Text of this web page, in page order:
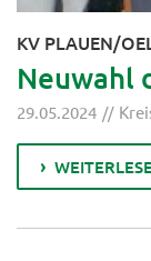
KV PLAUEN/
Neuwahl
29.05.2024